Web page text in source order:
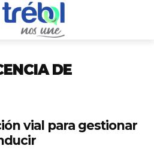
DE
vial para gestionar